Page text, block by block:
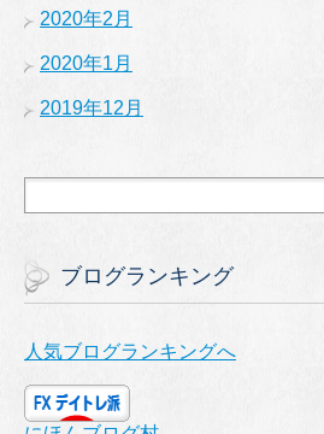
2020年2月
2020年1月
2019年12月
ブログランキング
人気ブログランキングへ